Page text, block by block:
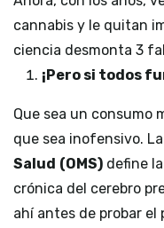
cannabis y le quitan
ciencia desmonta 3
¡Pero si todos
Que sea un consumo
que sea inofensivo. La
Salud (OMS) define
crónica del cerebro
ahí antes de probar el